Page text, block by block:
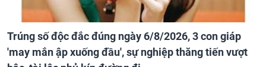
Trúng số độc đắc đúng ngày 6/8/2026, 3 con giáp
'may mắn ập xuống đầu', sự nghiệp thăng tiến vượt